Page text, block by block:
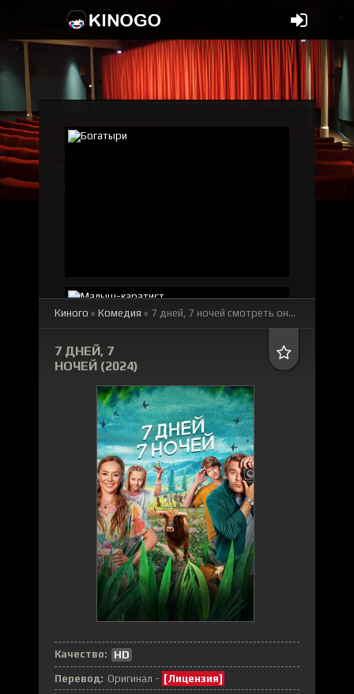
Киного » Комедия » 7 дней, 7 ночей смотреть онлайн бесплатно
7 ДНЕЙ, 7
НОЧЕЙ (2024)
Качество:
HD
Перевод: Оригинал - [Лицензия]